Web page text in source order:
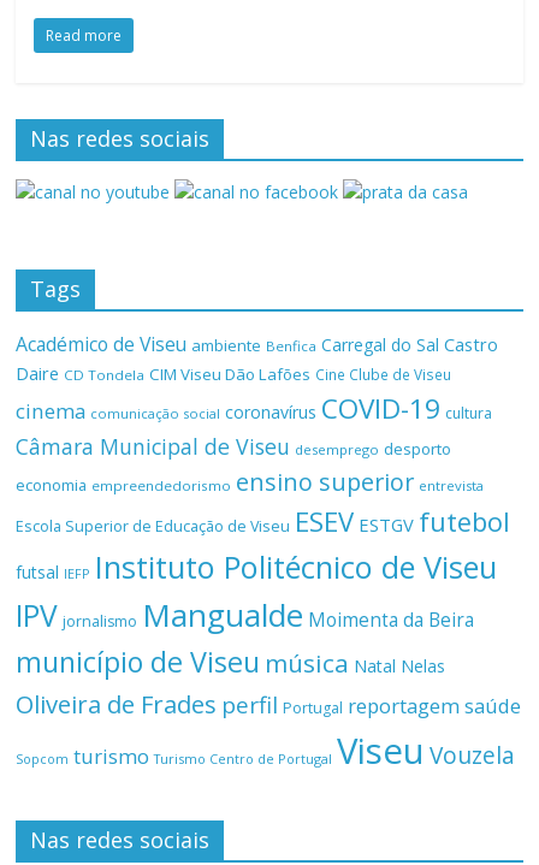
Read more
Nas redes sociais
Tags
Académico de Viseu ambiente Benfica Carregal do Sal Castro
Daire CD Tondela CIM Viseu Dão Lafões Cine Clube de Viseu
cinema comunicação social coronavírus COVID-19 cultura
Câmara Municipal de Viseu desemprego desporto
economia empreendedorismo ensino superior entrevista
Escola Superior de Educação de Viseu ESEV ESTGV futebol
futsal IEFP Instituto Politécnico de Viseu
IPV jornalismo Mangualde Moimenta da Beira
município de Viseu música Natal Nelas
Oliveira de Frades perfil Portugal reportagemsaúde
Sopcom turismo Turismo Centro de Portugal Viseu Vouzela
Nas redes sociais